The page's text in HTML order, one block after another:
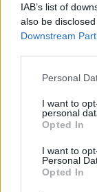
IAB’s list of
also be
Downstream
Personal
I want to
personal
Opted In
I want to
Personal
Opted In
Η Chery επενδύει
18.990 ευρώ